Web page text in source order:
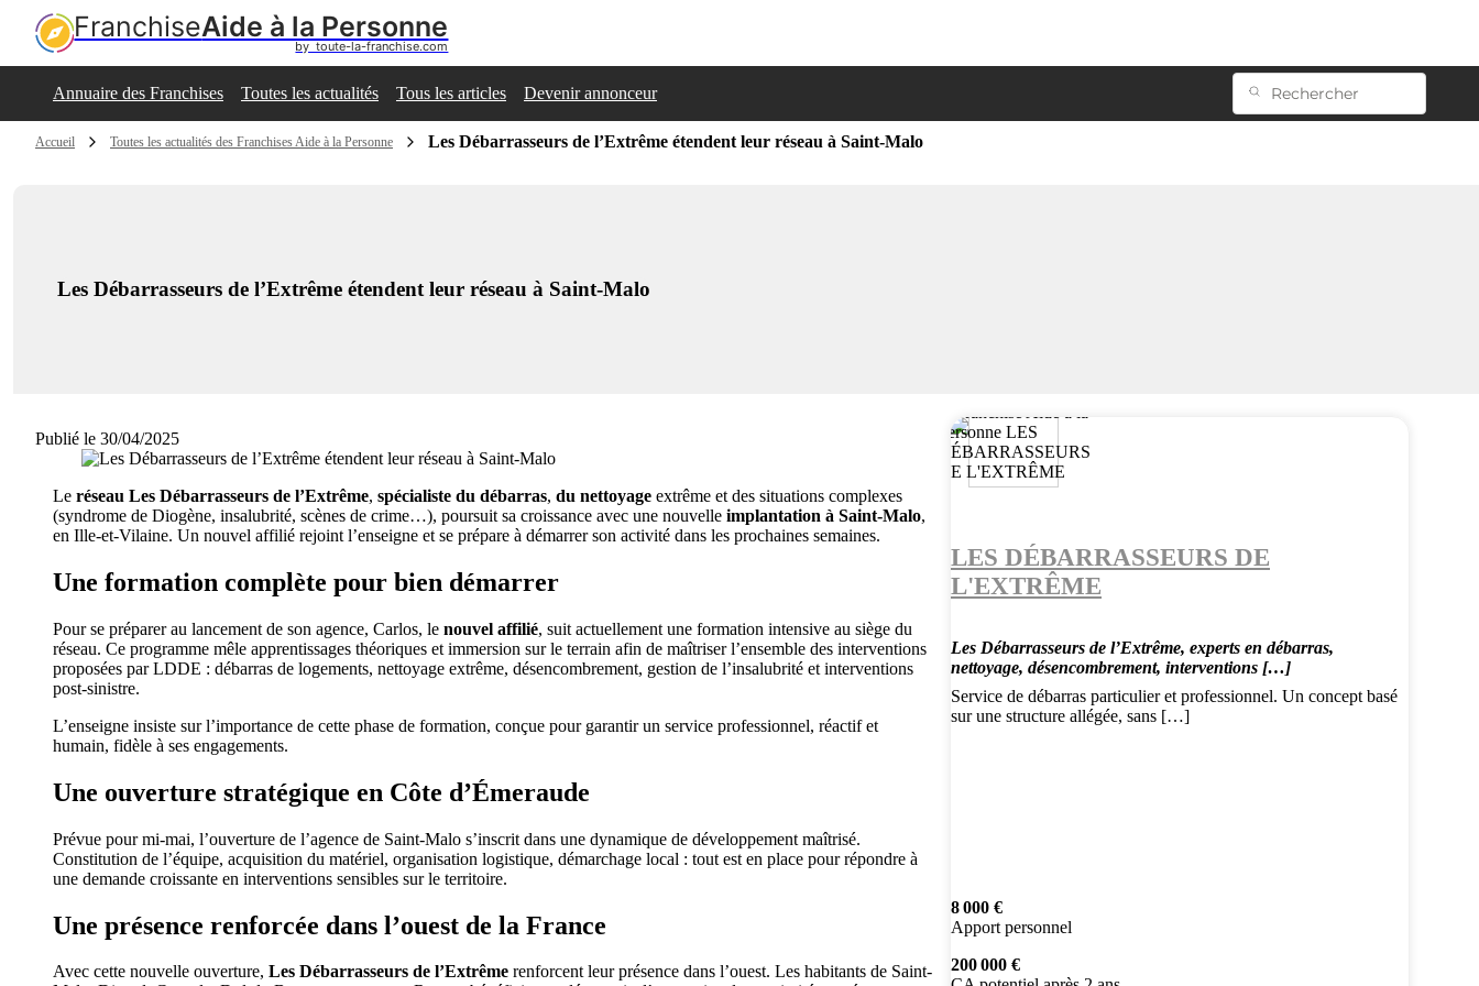
FranchiseAide à la Personne
by  toute-la-franchise.com
Annuaire des Franchises Toutes les actualités Tous les articles Devenir annonceur
Accueil Toutes les actualités des Franchises Aide à la Personne Les Débarrasseurs de l’Extrême étendent leur réseau à Saint-Malo
Les Débarrasseurs de l’Extrême étendent leur réseau à Saint-Malo
Publié le 30/04/2025
Le réseau Les Débarrasseurs de l’Extrême, spécialiste du débarras, du nettoyage extrême et des situations complexes
(syndrome de Diogène, insalubrité, scènes de crime…), poursuit sa croissance avec une nouvelle implantation à Saint-Malo,
en Ille-et-Vilaine. Un nouvel affilié rejoint l’enseigne et se prépare à démarrer son activité dans les prochaines semaines.
Une formation complète pour bien démarrer
Pour se préparer au lancement de son agence, Carlos, le nouvel affilié, suit actuellement une formation intensive au siège du
réseau. Ce programme mêle apprentissages théoriques et immersion sur le terrain afin de maîtriser l’ensemble des interventions
proposées par LDDE : débarras de logements, nettoyage extrême, désencombrement, gestion de l’insalubrité et interventions
post-sinistre.
L’enseigne insiste sur l’importance de cette phase de formation, conçue pour garantir un service professionnel, réactif et
humain, fidèle à ses engagements.
Une ouverture stratégique en Côte d’Émeraude
Prévue pour mi-mai, l’ouverture de l’agence de Saint-Malo s’inscrit dans une dynamique de développement maîtrisé.
Constitution de l’équipe, acquisition du matériel, organisation logistique, démarchage local : tout est en place pour répondre à
une demande croissante en interventions sensibles sur le territoire.
Une présence renforcée dans l’ouest de la France
Avec cette nouvelle ouverture, Les Débarrasseurs de l’Extrême renforcent leur présence dans l’ouest. Les habitants de Saint-
LES DÉBARRASSEURS DE
L'EXTRÊME
Les Débarrasseurs de l’Extrême, experts en débarras,
nettoyage, désencombrement, interventions […]
Service de débarras particulier et professionnel. Un concept basé
sur une structure allégée, sans […]
8 000 €
Apport personnel
200 000 €